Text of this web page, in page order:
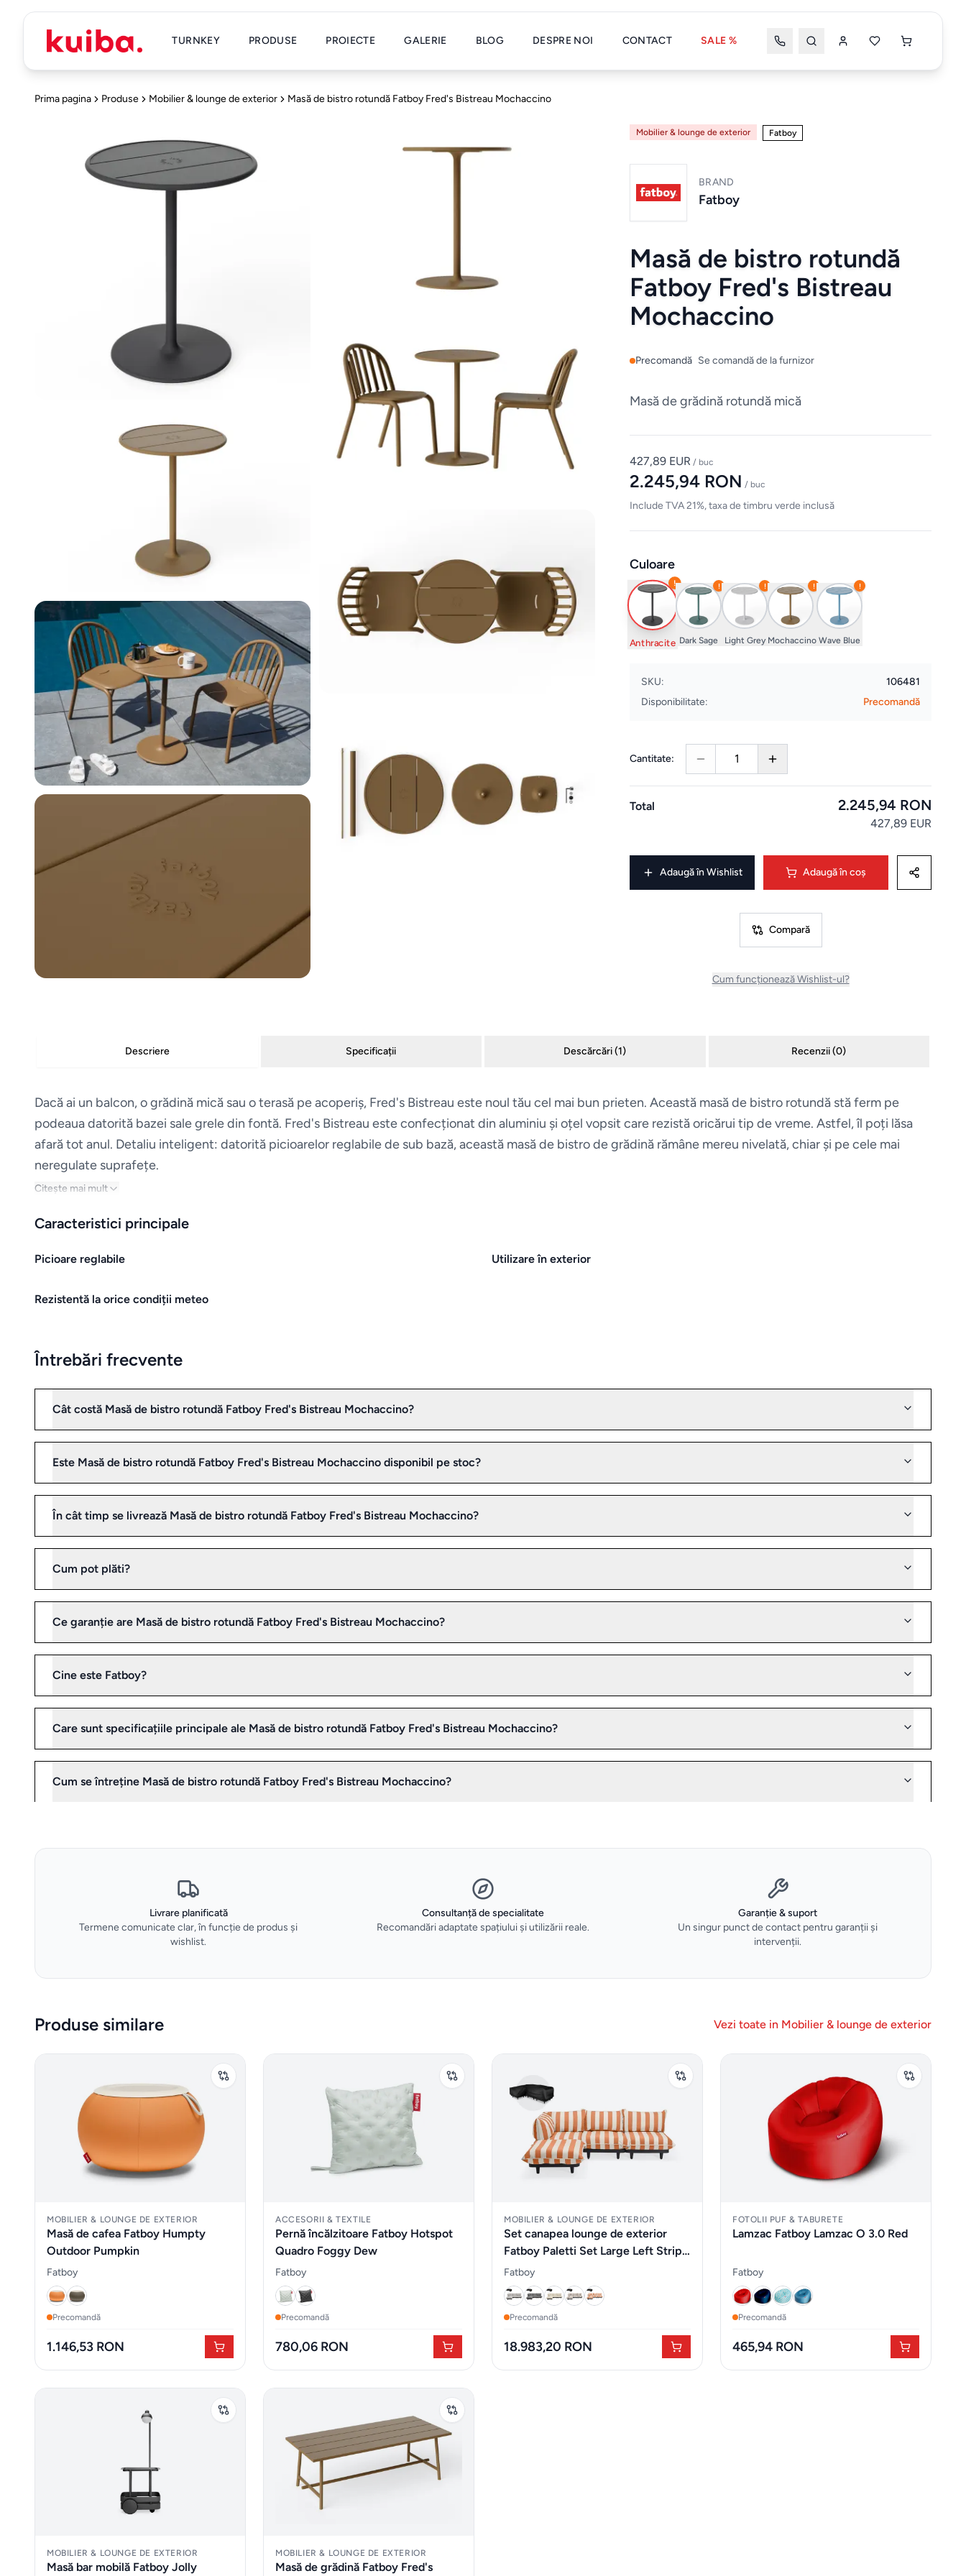
TURNKEY PRODUSE PROIECTE GALERIE BLOG DESPRE NOI CONTACT SALE %
Wishlist Wishlist nou
Prima pagina Produse Mobilier & lounge de exterior Masă de bistro rotundă Fatboy Fred's Bistreau Mochaccino
Mobilier & lounge de exterior Fatboy
BRAND
Fatboy
Masă de bistro rotundă
Fatboy Fred's Bistreau
Mochaccino
Precomandă Se comandă de la furnizor
Masă de grădină rotundă mică
427,89 EUR / buc
2.245,94 RON / buc
Include TVA 21%, taxa de timbru verde inclusă
Culoare
!
Anthracite
!
Dark Sage
!
Light Grey
!
Mochaccino
!
Wave Blue
SKU:
106481
Disponibilitate:
Precomandă
Cantitate: 1
Total 2.245,94 RON
427,89 EUR
Adaugă în Wishlist Adaugă în coș
Compară
Cum funcționează Wishlist-ul?
Descriere Specificații Descărcări (1) Recenzii (0)
Dacă ai un balcon, o grădină mică sau o terasă pe acoperiș, Fred's Bistreau este noul tău cel mai bun prieten. Această masă de bistro rotundă stă ferm pe
podeaua datorită bazei sale grele din fontă. Fred's Bistreau este confecționat din aluminiu și oțel vopsit care rezistă oricărui tip de vreme. Astfel, îl poți lăsa
afară tot anul. Detaliu inteligent: datorită picioarelor reglabile de sub bază, această masă de bistro de grădină rămâne mereu nivelată, chiar și pe cele mai
neregulate suprafețe.
Citește mai mult
Caracteristici principale
Picioare reglabile Utilizare în exterior
Rezistentă la orice condiții meteo
Întrebări frecvente
Cât costă Masă de bistro rotundă Fatboy Fred's Bistreau Mochaccino?
Este Masă de bistro rotundă Fatboy Fred's Bistreau Mochaccino disponibil pe stoc?
În cât timp se livrează Masă de bistro rotundă Fatboy Fred's Bistreau Mochaccino?
Cum pot plăti?
Ce garanție are Masă de bistro rotundă Fatboy Fred's Bistreau Mochaccino?
Cine este Fatboy?
Care sunt specificațiile principale ale Masă de bistro rotundă Fatboy Fred's Bistreau Mochaccino?
Cum se întreține Masă de bistro rotundă Fatboy Fred's Bistreau Mochaccino?
Livrare planificată
Termene comunicate clar, în funcție de produs și
wishlist.
Consultanță de specialitate
Recomandări adaptate spațiului și utilizării reale.
Garanție & suport
Un singur punct de contact pentru garanții și
intervenții.
Produse similare Vezi toate in Mobilier & lounge de exterior
MOBILIER & LOUNGE DE EXTERIOR
Masă de cafea Fatboy Humpty
Outdoor Pumpkin
Fatboy
Precomandă
1.146,53 RON
ACCESORII & TEXTILE
Pernă încălzitoare Fatboy Hotspot
Quadro Foggy Dew
Fatboy
Precomandă
780,06 RON
MOBILIER & LOUNGE DE EXTERIOR
Set canapea lounge de exterior
Fatboy Paletti Set Large Left Stripe
Orange Creme
Fatboy
Precomandă
18.983,20 RON
FOTOLII PUF & TABURETE
Lamzac Fatboy Lamzac O 3.0 Red
Fatboy
Precomandă
465,94 RON
MOBILIER & LOUNGE DE EXTERIOR
Masă bar mobilă Fatboy Jolly
MOBILIER & LOUNGE DE EXTERIOR
Masă de grădină Fatboy Fred's